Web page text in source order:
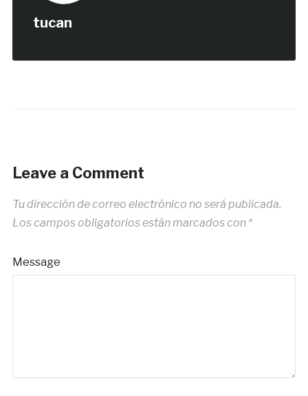
tucan
Leave a Comment
Tu dirección de correo electrónico no será publicada.
Los campos obligatorios están marcados con *
Message